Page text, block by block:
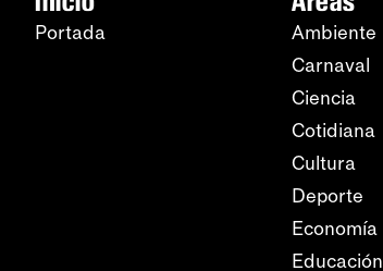
Portada
Ambiente
Carnaval
Ciencia
Cotidiana
Cultura
Deporte
Economía
Educación